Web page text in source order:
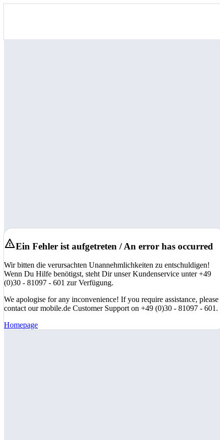
Ein Fehler ist aufgetreten / An error has occurred
Wir bitten die verursachten Unannehmlichkeiten zu entschuldigen!
Wenn Du Hilfe benötigst, steht Dir unser Kundenservice unter +49
(0)30 - 81097 - 601 zur Verfügung.
We apologise for any inconvenience! If you require assistance, please
contact our mobile.de Customer Support on +49 (0)30 - 81097 - 601.
Homepage